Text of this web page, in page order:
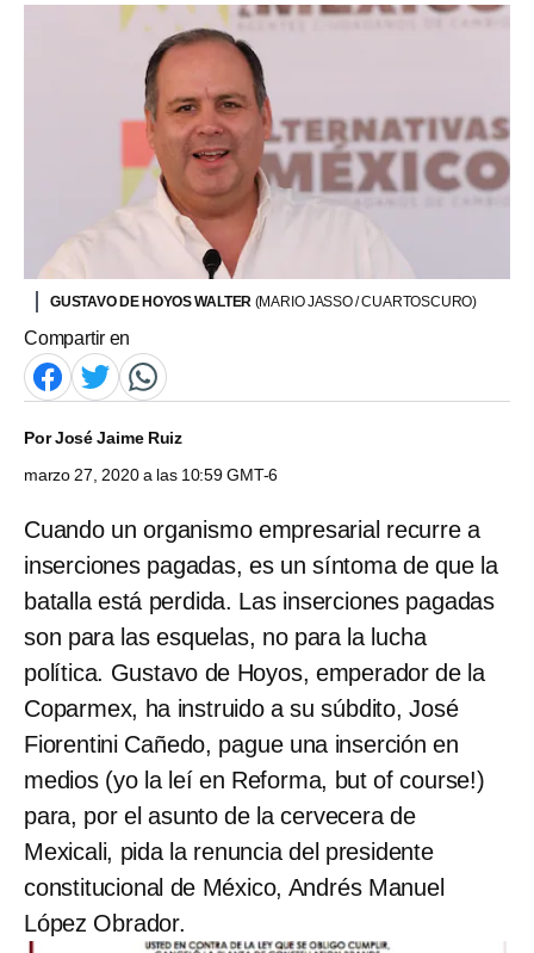
GUSTAVO DE HOYOS WALTER (MARIO JASSO / CUARTOSCURO)
Compartir en
PorJosé Jaime Ruiz
marzo 27, 2020 a las 10:59 GMT-6
Cuando un organismo empresarial recurre a
inserciones pagadas, es un síntoma de que la
batalla está perdida. Las inserciones pagadas
son para las esquelas, no para la lucha
política. Gustavo de Hoyos, emperador de la
Coparmex, ha instruido a su súbdito, José
Fiorentini Cañedo, pague una inserción en
medios (yo la leí en Reforma, but of course!)
para, por el asunto de la cervecera de
Mexicali, pida la renuncia del presidente
constitucional de México, Andrés Manuel
López Obrador.